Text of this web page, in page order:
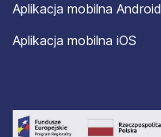
Aplikacja mobilna Android
Aplikacja mobilna iOS